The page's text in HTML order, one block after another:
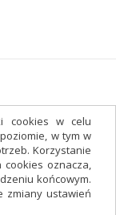
cookies w celu
w tym w
Korzystanie
cookies oznacza,
końcowym.
zmiany ustawień
Facebook